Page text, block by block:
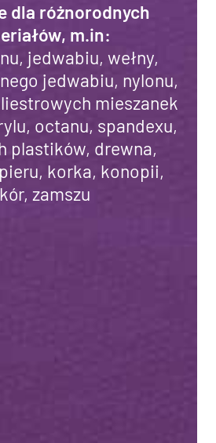
dla różnorodnych
m.in:
jedwabiu, wełny,
jedwabiu, nylonu,
mieszanek
octanu, spandexu,
plastików, drewna,
korka, konopii,
zamszu